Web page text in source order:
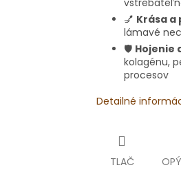
💅 Krása a
lámavé
🛡️ Hojenie
kolagénu,
procesov
Detailné
TLAČ